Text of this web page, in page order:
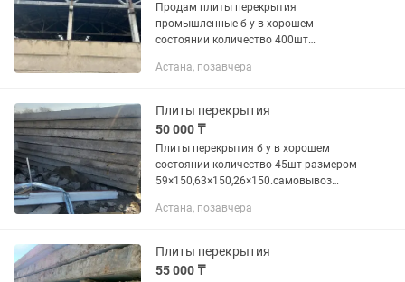
Продам плиты перекрытия
промышленные б у в хорошем
состоянии количество 400шт
метров.
Астана, позавчера
Плиты перекрытия
50 000 ₸
Плиты перекрытия б у в хорошем
состоянии количество 45шт размером
59×150,63×150,26×150.самовывоз
Астана, позавчера
Плиты перекрытия
55 000 ₸